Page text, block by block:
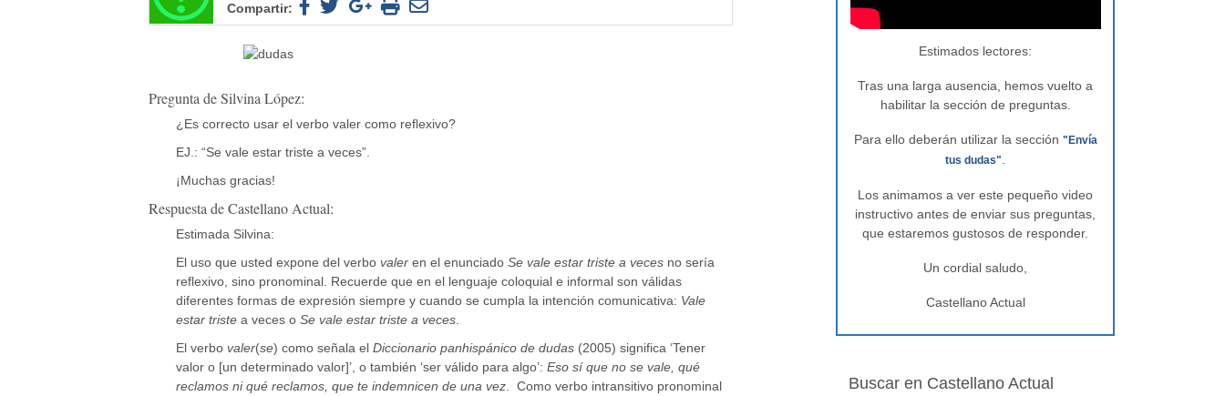
Compartir:
Pregunta de Silvina López:
¿Es correcto usar el verbo valer como reflexivo?
EJ.: “Se vale estar triste a veces”.
¡Muchas gracias!
Respuesta de Castellano Actual:
Estimada Silvina:
El uso que usted expone del verbo valeren el enunciado Se vale estar triste a vecesno sería
reflexivo, sino pronominal. Recuerde que en el lenguaje coloquial e informal son válidas
diferentes formas de expresión siempre y cuando se cumpla la intención comunicativa: Vale
estar tristea veces o Se vale estar triste a veces.
El verbo valer(se) como señala el Diccionario panhispánico de dudas(2005) significa ‘Tener
valor o [un determinado valor]’, o también ‘ser válido para algo’: Eso sí que no se vale, qué
reclamos ni qué reclamos, que te indemnicen de una vez.
Como verbo intransitivo pronominal
Estimados lectores:
Tras una larga ausencia, hemos vuelto a
habilitar la sección de preguntas.
Para ello deberán utilizar la sección "Envía
tus dudas"
Los animamos a ver este pequeño video
instructivo antes de enviar sus preguntas,
que estaremos gustosos de responder.
Un cordial saludo,
Castellano Actual
Buscar en Castellano Actual